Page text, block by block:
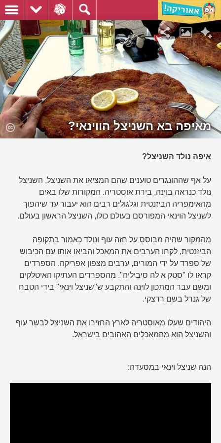
מאיפה בא השניצל הווינאי?
איפה נולד השניצל?
על אף שההונגרים טוענים שהם המציאו את השניצל, השניצל
נולד כנראה בוינה, בירת אוסטריה. המקורות שלו באים
מהאימפריה הביזנטית וגלגולים רבים הוא יעבור עד שיהפוך
לשניצל הוינאי המפורסם בעולם כולו, השניצל הראשון בעולם.
מהמקור שהיה מבוסס על חזה עוף ונולד כאמור בתקופה
הביזנטית, לקחו הערבים את המאכל והביאו אותו עם הכיבוש
של ספרד על ידי המורים, ערבים מצפון אפריקה. הספרדים
קראו לו "סטק א לה סיביליה". מהספרדים העתיקו האיטלקים
ומשם עבר המתכון לוינה והתקבע ש"שניצל וינאי" בידי הטבח
של גנרל בשם רדצקי.
היהודים שעלו מאוסטריה לארץ החזירו את השניצל לבשר עוף
והשניצל הוא מהמאכלים האהובים בישראל.
הנה שניצל וינאי במסעדה: